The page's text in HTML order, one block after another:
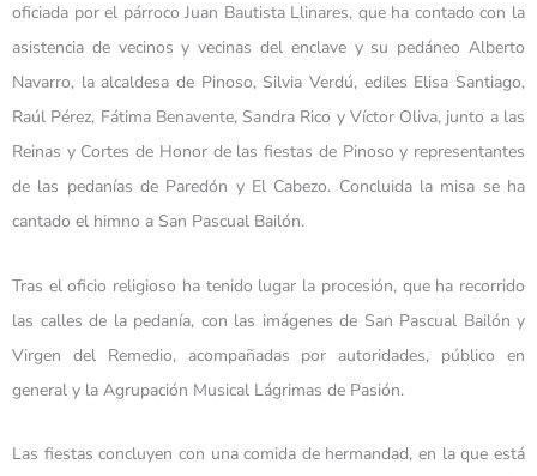
oficiada por el párroco Juan Bautista Llinares, que ha contado con la
asistencia de vecinos y vecinas del enclave y su pedáneo Alberto
Navarro, la alcaldesa de Pinoso, Silvia Verdú, ediles Elisa Santiago,
Raúl Pérez, Fátima Benavente, Sandra Rico y Víctor Oliva, junto a las
Reinas y Cortes de Honor de las fiestas de Pinoso y representantes
de las pedanías de Paredón y El Cabezo. Concluida la misa se ha
cantado el himno a San Pascual Bailón.
Tras el oficio religioso ha tenido lugar la procesión, que ha recorrido
las calles de la pedanía, con las imágenes de San Pascual Bailón y
Virgen del Remedio, acompañadas por autoridades, público en
general y la Agrupación Musical Lágrimas de Pasión.
Las fiestas concluyen con una comida de hermandad, en la que está